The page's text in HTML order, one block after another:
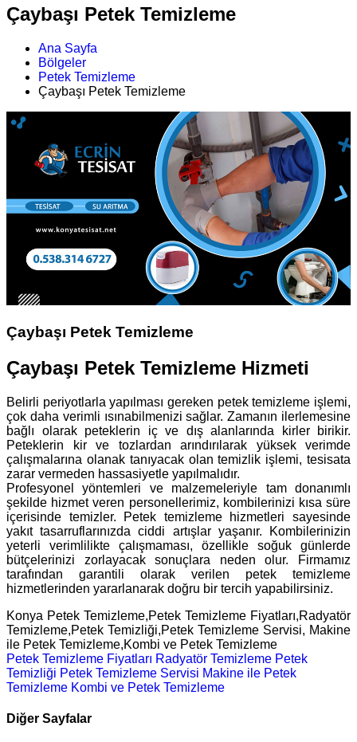
Çaybaşı Petek Temizleme
Ana Sayfa
Bölgeler
Petek Temizleme
Çaybaşı Petek Temizleme
Çaybaşı Petek Temizleme
Çaybaşı Petek Temizleme Hizmeti
Belirli periyotlarla yapılması gereken petek temizleme işlemi,
çok daha verimli ısınabilmenizi sağlar. Zamanın ilerlemesine
bağlı olarak peteklerin iç ve dış alanlarında kirler birikir.
Peteklerin kir ve tozlardan arındırılarak yüksek verimde
çalışmalarına olanak tanıyacak olan temizlik işlemi, tesisata
zarar vermeden hassasiyetle yapılmalıdır.
Profesyonel yöntemleri ve malzemeleriyle tam donanımlı
şekilde hizmet veren personellerimiz, kombilerinizi kısa süre
içerisinde temizler. Petek temizleme hizmetleri sayesinde
yakıt tasarruflarınızda ciddi artışlar yaşanır. Kombilerinizin
yeterli verimlilikte çalışmaması, özellikle soğuk günlerde
bütçelerinizi zorlayacak sonuçlara neden olur. Firmamız
tarafından garantili olarak verilen petek temizleme
hizmetlerinden yararlanarak doğru bir tercih yapabilirsiniz.
Konya Petek Temizleme,Petek Temizleme Fiyatları,Radyatör
Temizleme,Petek Temizliği,Petek Temizleme Servisi, Makine
ile Petek Temizleme,Kombi ve Petek Temizleme
Petek Temizleme Fiyatları Radyatör Temizleme Petek
Temizliği Petek Temizleme Servisi Makine ile Petek
Temizleme Kombi ve Petek Temizleme
Diğer Sayfalar